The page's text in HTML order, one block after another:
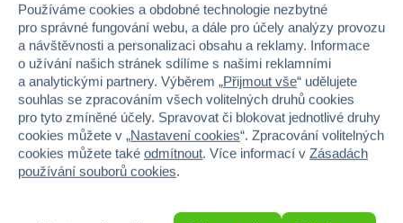
Nejširší sortiment na
trhu
40 kamenných
prodejen v ČR
Používáme cookies a obdobné technologie nezbytné
pro správné fungování webu, a dále pro účely analýzy provozu
a návštěvnosti a personalizaci obsahu a reklamy. Informace
o užívání našich stránek sdílíme s našimi reklamními
a analytickými partnery. Výběrem „Přijmout vše“ udělujete
souhlas se zpracováním všech volitelných druhů cookies
pro tyto zmíněné účely. Spravovat či blokovat jednotlivé druhy
cookies můžete v „Nastavení cookies“. Zpracování volitelných
cookies můžete také odmítnout. Více informací v Zásadách
používání souborů cookies.